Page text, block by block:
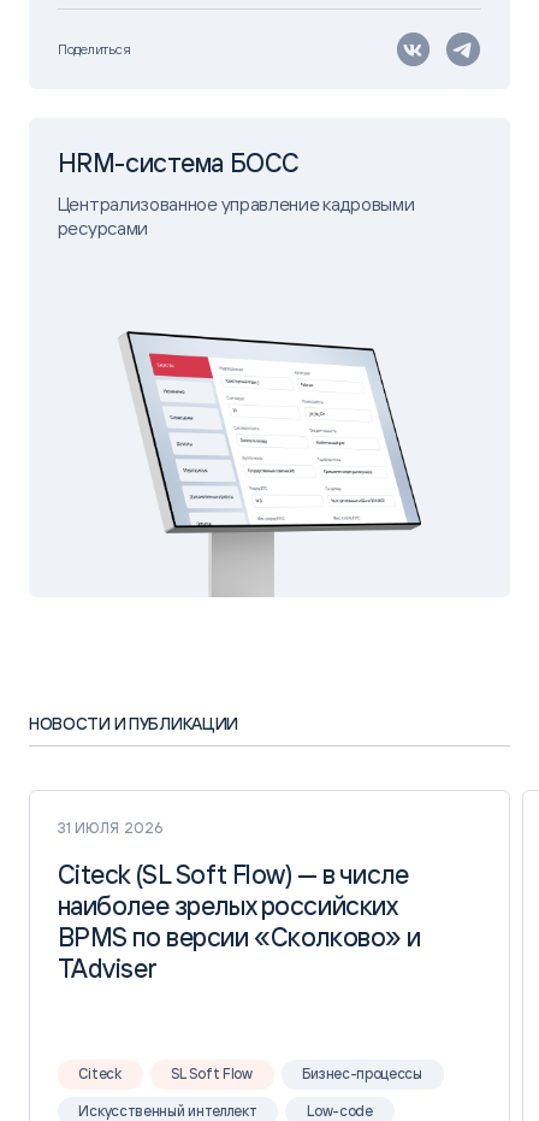
Поделиться
HRM-система БОСС
Централизованное управление кадровыми
ресурсами
НОВОСТИ И ПУБЛИКАЦИИ
31 ИЮЛЯ 2026
Citeck (SL Soft Flow) — в числе
наиболее зрелых российских
BPMS по версии «Сколково» и
TAdviser
Citeck (SL Soft Flow) — в числе
наиболее зрелых российских
BPMS по версии «Сколково» и
TAdviser
Citeck SL Soft Flow Бизнес-процессы
Искусственный интеллект Low-code